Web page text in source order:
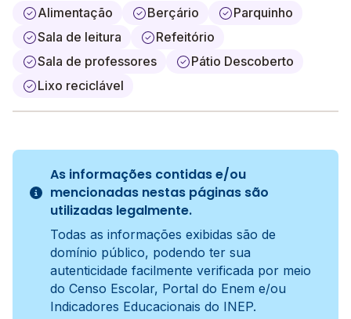
Alimentação
Berçário
Parquinho
Sala de leitura
Refeitório
Sala de professores
Pátio Descoberto
Lixo reciclável
As informações contidas e/ou
mencionadas nestas páginas são
utilizadas legalmente.
Todas as informações exibidas são de
domínio público, podendo ter sua
autenticidade facilmente verificada por meio
do Censo Escolar, Portal do Enem e/ou
Indicadores Educacionais do INEP.